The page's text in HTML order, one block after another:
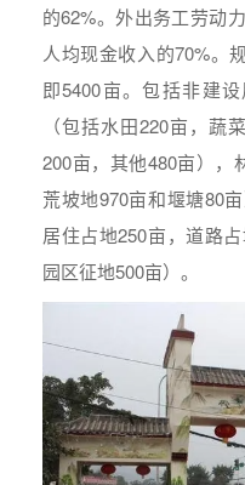
的62%。外出务工劳动
人均现金收入的70%。
即5400亩。包括非建
（包括水田220亩，蔬
200亩，其他480亩），
荒坡地970亩和堰塘80
居住占地250亩，道路
园区征地500亩）。